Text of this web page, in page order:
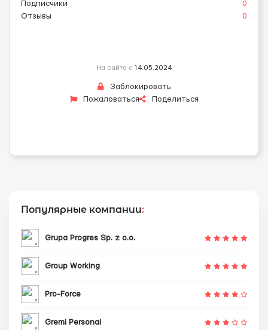
Подписчики
0
Отзывы
0
На сайте с 14.05.2024
Заблокировать
Пожаловаться
Поделиться
Популярные компании:
Grupa Progres Sp. z o.o.
Group Working
Pro-Force
Gremi Personal